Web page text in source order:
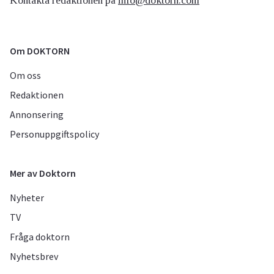
Om DOKTORN
Om oss
Redaktionen
Annonsering
Personuppgiftspolicy
Mer av Doktorn
Nyheter
TV
Fråga doktorn
Nyhetsbrev